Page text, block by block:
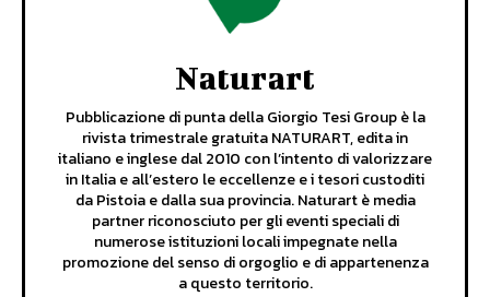
Naturart
Pubblicazione di punta della Giorgio Tesi Group è la
rivista trimestrale gratuita NATURART, edita in
italiano e inglese dal 2010 con l’intento di valorizzare
in Italia e all’estero le eccellenze e i tesori custoditi
da Pistoia e dalla sua provincia. Naturart è media
partner riconosciuto per gli eventi speciali di
numerose istituzioni locali impegnate nella
promozione del senso di orgoglio e di appartenenza
a questo territorio.